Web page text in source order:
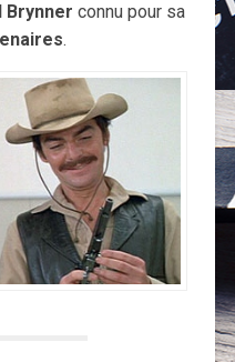
Brynner connu pour sa
.